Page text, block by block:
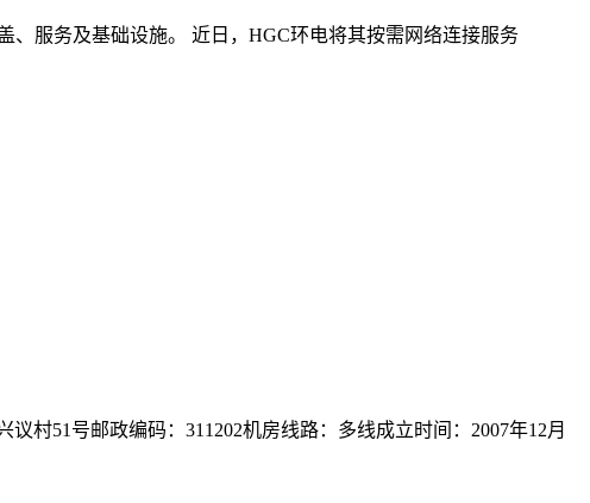
服务及基础设施。 近日，HGC环电将其按需网络连接服务
村51号邮政编码：311202机房线路：多线成立时间：2007年12月